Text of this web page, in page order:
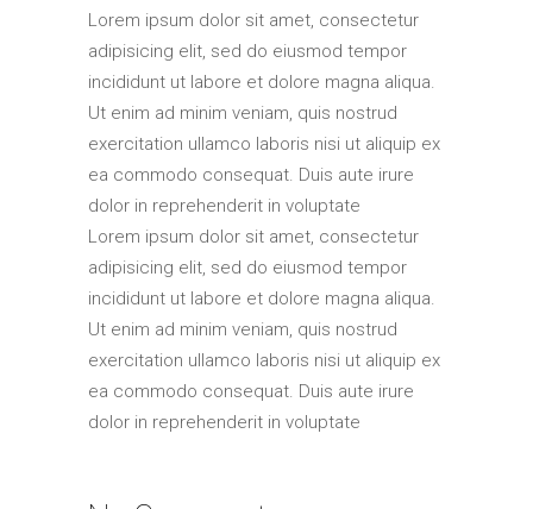
Lorem ipsum dolor sit amet, consectetur
adipisicing elit, sed do eiusmod tempor
incididunt ut labore et dolore magna aliqua.
Ut enim ad minim veniam, quis nostrud
exercitation ullamco laboris nisi ut aliquip ex
ea commodo consequat. Duis aute irure
dolor in reprehenderit in voluptate
Lorem ipsum dolor sit amet, consectetur
adipisicing elit, sed do eiusmod tempor
incididunt ut labore et dolore magna aliqua.
Ut enim ad minim veniam, quis nostrud
exercitation ullamco laboris nisi ut aliquip ex
ea commodo consequat. Duis aute irure
dolor in reprehenderit in voluptate